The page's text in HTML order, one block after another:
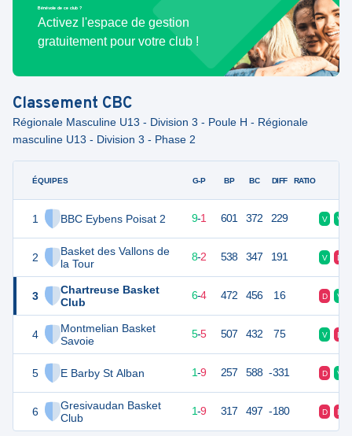
Bénévole de ce club ?
Activez l'espace de gestion
gratuitement pour votre club !
Classement CBC
Régionale Masculine U13 - Division 3 - Poule H - Régionale
masculine U13 - Division 3 - Phase 2
ÉQUIPES
1 BBC Eybens Poisat 2
2
Basket des Vallons de
la Tour
3
Chartreuse Basket
Club
4
Montmelian Basket
Savoie
5 E Barby St Alban
6
Gresivaudan Basket
Club
G-P BP BC DIFF RATIO
19 10 9-1 601 372 229 V V
18 10 8-2 538 347 191 V D
16 6-4 472 456 16 D V
15 5-5 507 432 75 V D
11 1-9 257 588 -331 D V
11 1-9 317 497 -180 D D